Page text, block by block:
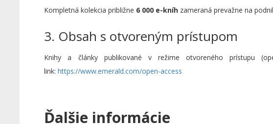
Kompletná kolekcia približne 6 000 e-kníh zameraná prevažne na
3. Obsah s otvoreným prístupom
Knihy a články publikované v režime otvoreného prístupu
link:https://www.emerald.com/open-access
Ďalšie informácie